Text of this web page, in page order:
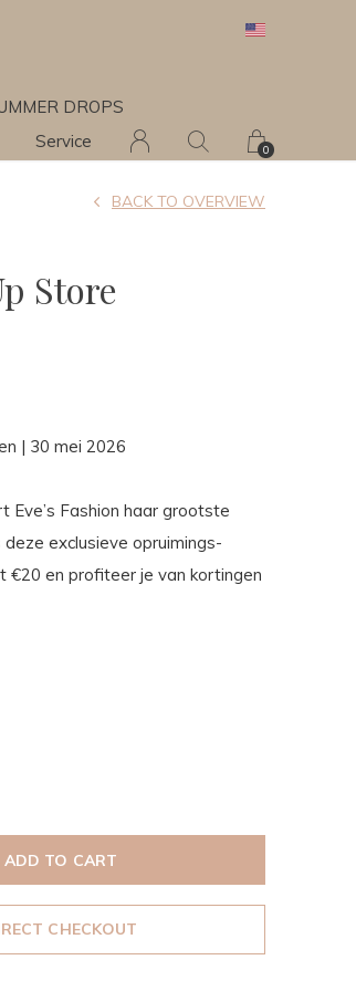
DROPS
Service
0
Store
BACK TO OVERVIEW
| 30 mei 2026
Fashion haar grootste
exclusieve opruimings-
en profiteer je van kortingen
ADD TO CART
CHECKOUT